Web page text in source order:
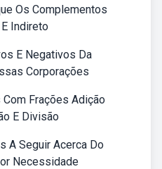
Os Complementos
Indireto
E Negativos Da
Corporações
Frações Adição
E Divisão
A Seguir Acerca Do
Necessidade